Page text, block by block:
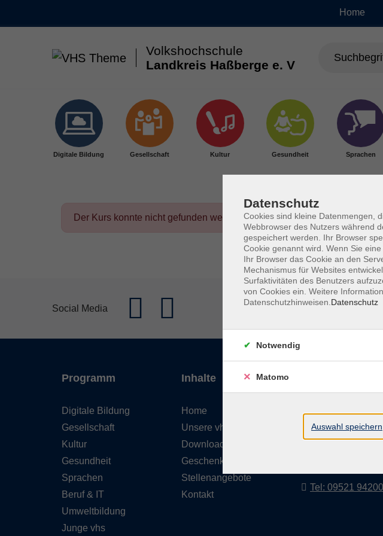
Home
Volkshochschule
Landkreis Haßberge e. V
Digitale Bildung Gesellschaft Kultur Gesundheit Sprachen
Der Kurs konnte nicht gefunden werden.
Social Media
Programm
Digitale Bildung
Gesellschaft
Kultur
Gesundheit
Sprachen
Beruf & IT
Umweltbildung
Junge vhs
Inhalte
Home
Unsere vhs
Downloads
Geschenkgutschein
Stellenangebote
Kontakt
Hofheimer Str. 20
97437 Haßfurt
Tel: 09521 94200
Datenschutz
Cookies sind kleine Datenmengen,
Webbrowser des Nutzers während
gespeichert werden. Ihr Browser
Cookie genannt wird. Wenn Sie
Ihr Browser das Cookie an den
Mechanismus für Websites
Surfaktivitäten des Benutzers
von Cookies ein. Weitere
Datenschutzhinweisen. Datenschutz
Notwendig
Matomo
Auswahl speichern